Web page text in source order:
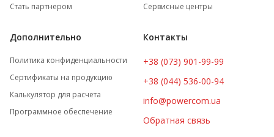
Стать партнером
Сервисные центры
Дополнительно
Политика конфиденциальности
Сертификаты на продукцию
Калькулятор для расчета
Программное обеспечение
Контакты
+38 (073) 901-99-99
+38 (044) 536-00-94
info@powercom.ua
Обратная связь